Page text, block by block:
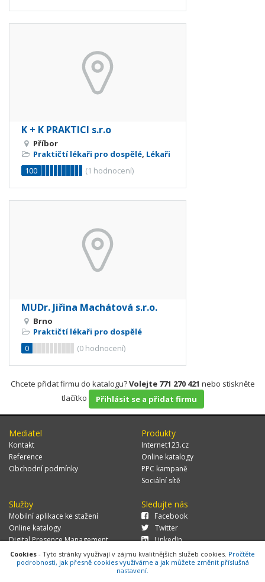
K + K PRAKTICI s.r.o
Příbor
Praktičtí lékaři pro dospělé, Lékaři
100
(1 hodnocení)
MUDr. Jiřina Machátová s.r.o.
Brno
Praktičtí lékaři pro dospělé
0
(0 hodnocení)
Chcete přidat firmu do katalogu?Volejte 771 270 421 nebo stiskněte
tlačítko
Přihlásit se a přidat firmu
Mediatel
Kontakt
Reference
Obchodní podmínky
Produkty
Internet123.cz
Online katalogy
PPC kampaně
Sociální sítě
Služby
Mobilní aplikace ke stažení
Online katalogy
Digital Presence Management
Více zákazníků
Sledujte nás
Facebook
Twitter
LinkedIn
Cookies - Tyto stránky využívají v zájmu kvalitnějších služeb cookies. Pročtěte
podrobnosti, jak přesně cookies využíváme a jak můžete změnit příslušná
nastavení.